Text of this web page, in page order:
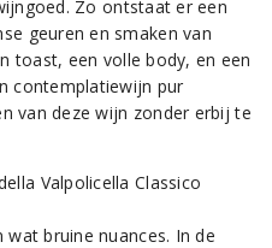
Zo ontstaat er een
geuren en smaken van
toast, een volle body, en een
contemplatiewijn pur
van deze wijn zonder erbij te
bruine nuances. In de